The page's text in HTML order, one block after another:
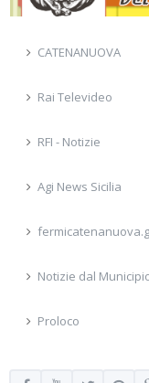
CATENANUOVA
Rai Televideo
RFI - Notizie
Agi News Sicilia
Notizie dal
Proloco